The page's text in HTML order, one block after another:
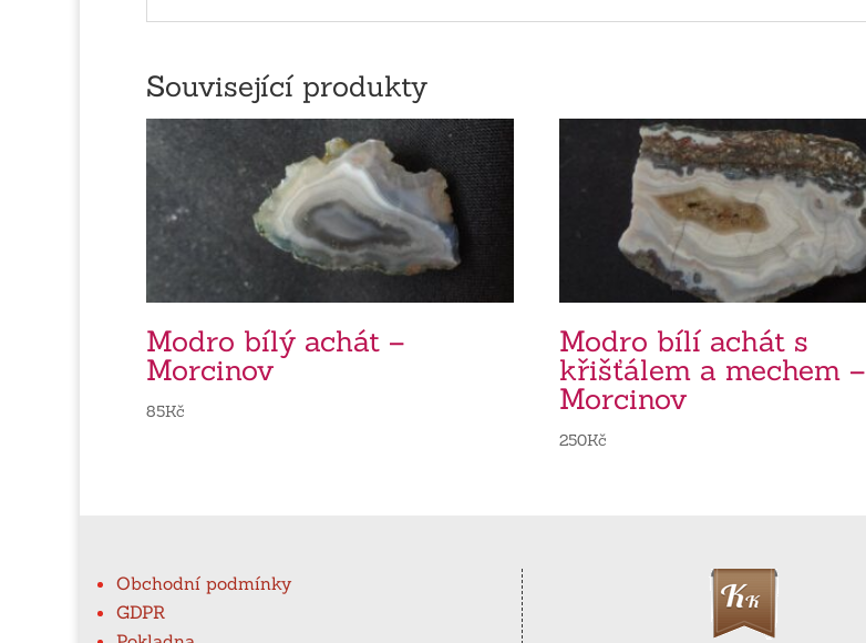
Související produkty
Modro bílý achát –
Morcinov
85Kč
Modro bílí achát s
křišťálem a mechem –
Morcinov
250Kč
Obchodní podmínky
GDPR